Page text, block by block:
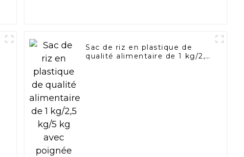
Sac de riz en plastique de
qualité alimentaire de 1 kg/2,5